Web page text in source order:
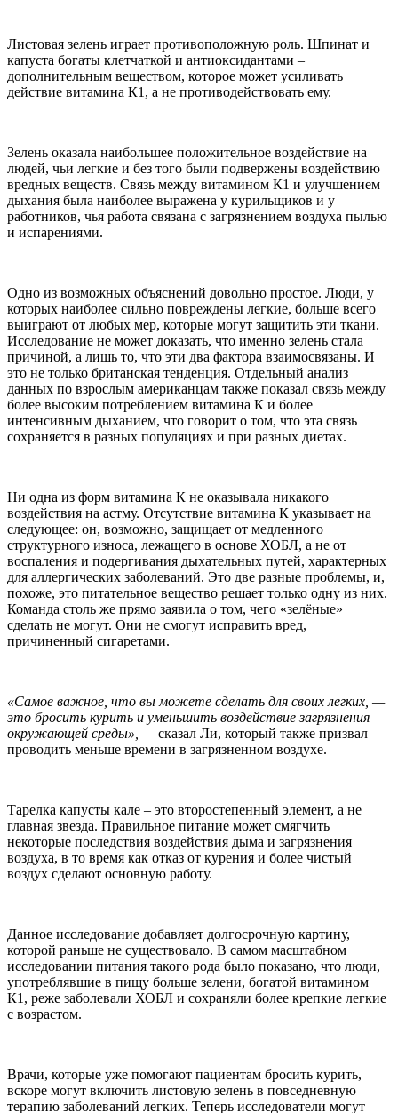
Листовая зелень играет противоположную роль. Шпинат и
капуста богаты клетчаткой и антиоксидантами –
дополнительным веществом, которое может усиливать
действие витамина К1, а не противодействовать ему.
Зелень оказала наибольшее положительное воздействие на
людей, чьи легкие и без того были подвержены воздействию
вредных веществ. Связь между витамином К1 и улучшением
дыхания была наиболее выражена у курильщиков и у
работников, чья работа связана с загрязнением воздуха пылью
и испарениями.
Одно из возможных объяснений довольно простое. Люди, у
которых наиболее сильно повреждены легкие, больше всего
выиграют от любых мер, которые могут защитить эти ткани.
Исследование не может доказать, что именно зелень стала
причиной, а лишь то, что эти два фактора взаимосвязаны. И
это не только британская тенденция. Отдельный анализ
данных по взрослым американцам также показал связь между
более высоким потреблением витамина К и более
интенсивным дыханием, что говорит о том, что эта связь
сохраняется в разных популяциях и при разных диетах.
Ни одна из форм витамина К не оказывала никакого
воздействия на астму. Отсутствие витамина К указывает на
следующее: он, возможно, защищает от медленного
структурного износа, лежащего в основе ХОБЛ, а не от
воспаления и подергивания дыхательных путей, характерных
для аллергических заболеваний. Это две разные проблемы, и,
похоже, это питательное вещество решает только одну из них.
Команда столь же прямо заявила о том, чего «зелёные»
сделать не могут. Они не смогут исправить вред,
причиненный сигаретами.
«Самое важное, что вы можете сделать для своих легких, —
это бросить курить и уменьшить воздействие загрязнения
окружающей среды», —сказал Ли, который также призвал
проводить меньше времени в загрязненном воздухе.
Тарелка капусты кале – это второстепенный элемент, а не
главная звезда. Правильное питание может смягчить
некоторые последствия воздействия дыма и загрязнения
воздуха, в то время как отказ от курения и более чистый
воздух сделают основную работу.
Данное исследование добавляет долгосрочную картину,
которой раньше не существовало. В самом масштабном
исследовании питания такого рода было показано, что люди,
употреблявшие в пищу больше зелени, богатой витамином
К1, реже заболевали ХОБЛ и сохраняли более крепкие легкие
с возрастом.
Врачи, которые уже помогают пациентам бросить курить,
вскоре могут включить листовую зелень в повседневную
терапию заболеваний легких. Теперь исследователи могут